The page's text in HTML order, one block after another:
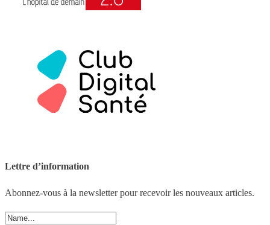
Lettre d’information
Abonnez-vous à la newsletter pour recevoir les nouveaux articles.